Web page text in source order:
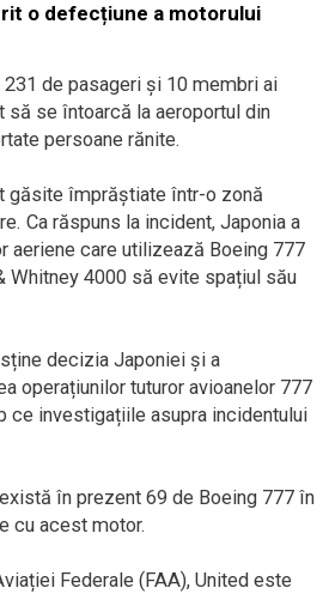
o defecțiune a motorului
de pasageri și 10 membri ai
să se întoarcă la aeroportul din
persoane rănite.
găsite împrăștiate într-o zonă
Ca răspuns la incident, Japonia a
aeriene care utilizează Boeing 777
Whitney 4000 să evite spațiul său
decizia Japoniei și a
operațiunilor tuturor avioanelor 777
ce investigațiile asupra incidentului
în prezent 69 de Boeing 777 în
cu acest motor.
Federale (FAA), United este